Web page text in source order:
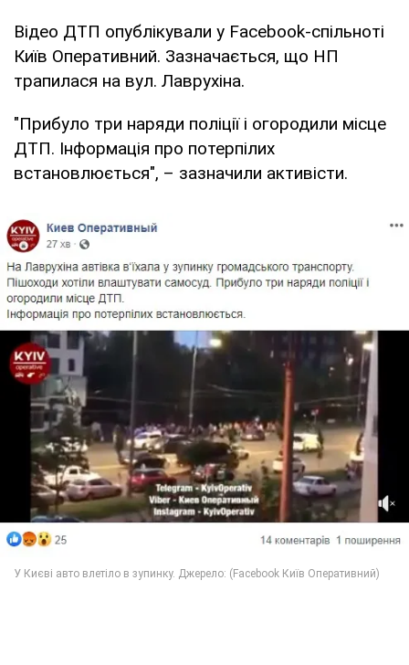
Відео ДТП опублікували у Facebook-спільноті
Київ Оперативний. Зазначається, що НП
трапилася на вул. Лаврухіна.
"Прибуло три наряди поліції і огородили місце
ДТП. Інформація про потерпілих
встановлюється", – зазначили активісти.